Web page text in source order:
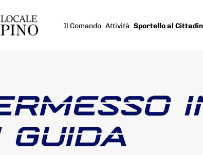
Il Comando Attività Sportello al
GUIDA